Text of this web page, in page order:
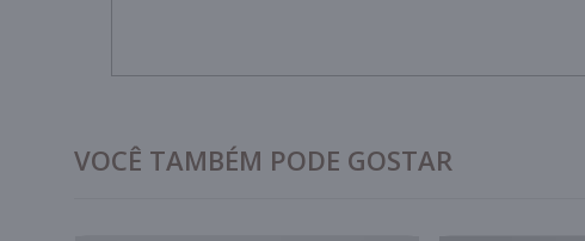
VOCÊ TAMBÉM PODE GOSTAR